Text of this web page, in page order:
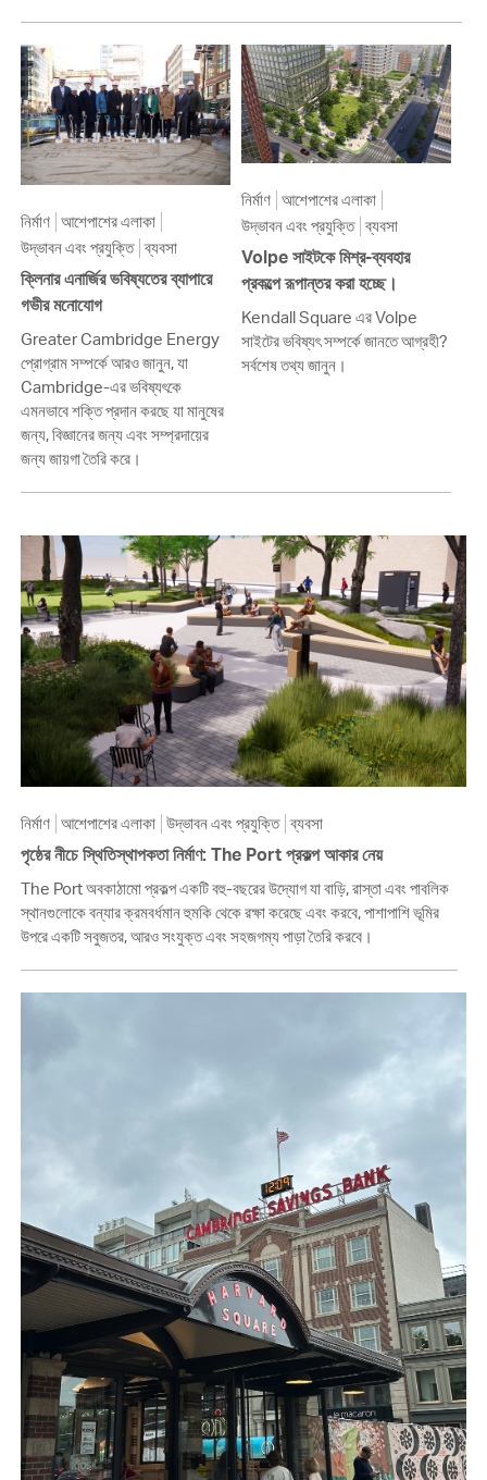
নির্মাণ আশেপাশের এলাকা
উদ্ভাবন এবং প্রযুক্তি ব্যবসা
ক্লিনার এনার্জির ভবিষ্যতের ব্যাপারে
গভীর মনোযোগ
Greater Cambridge Energy
প্রোগ্রাম সম্পর্কে আরও জানুন, যা
Cambridge-এর ভবিষ্যৎকে
এমনভাবে শক্তি প্রদান করছে যা মানুষের
জন্য, বিজ্ঞানের জন্য এবং সম্প্রদায়ের
জন্য জায়গা তৈরি করে।
নির্মাণ আশেপাশের এলাকা
উদ্ভাবন এবং প্রযুক্তি ব্যবসা
Volpe সাইটকে মিশ্র-ব্যবহার
প্রকল্পে রূপান্তর করা হচ্ছে।
Kendall Square এর Volpe
সাইটের ভবিষ্যৎ সম্পর্কে জানতে আগ্রহী?
সর্বশেষ তথ্য জানুন।
নির্মাণ আশেপাশের এলাকা উদ্ভাবন এবং প্রযুক্তি ব্যবসা
পৃষ্ঠের নীচে স্থিতিস্থাপকতা নির্মাণ: The Port প্রকল্প আকার নেয়
The Port অবকাঠামো প্রকল্প একটি বহু-বছরের উদ্যোগ যা বাড়ি, রাস্তা এবং পাবলিক
স্থানগুলোকে বন্যার ক্রমবর্ধমান হুমকি থেকে রক্ষা করেছে এবং করবে, পাশাপাশি ভূমির
উপরে একটি সবুজতর, আরও সংযুক্ত এবং সহজগম্য পাড়া তৈরি করবে।